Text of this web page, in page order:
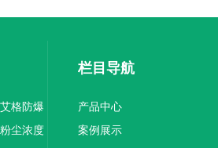
格防爆
尘浓度
栏目导航
产品中心
案例展示